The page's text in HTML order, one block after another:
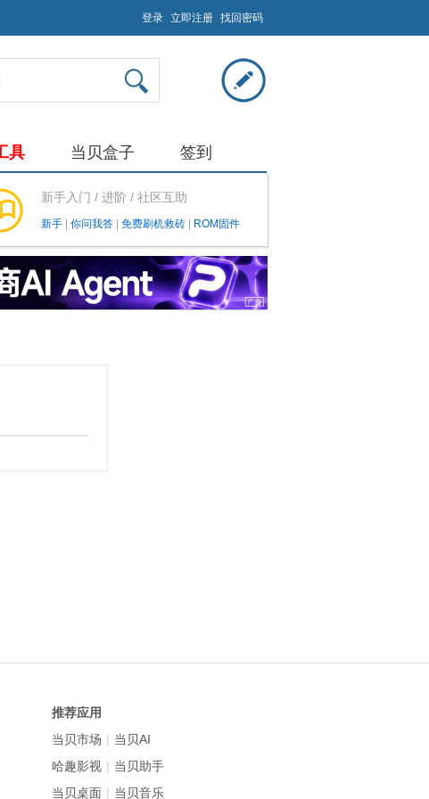
登录 立即注册 找回密码
具 当贝盒子 签到
新手入门 / 进阶 / 社区互助
新手 你问我答 免费刷机救砖 ROM固件
推荐应用
当贝市场 | 当贝AI
哈趣影视 | 当贝助手
当贝桌面 | 当贝音乐